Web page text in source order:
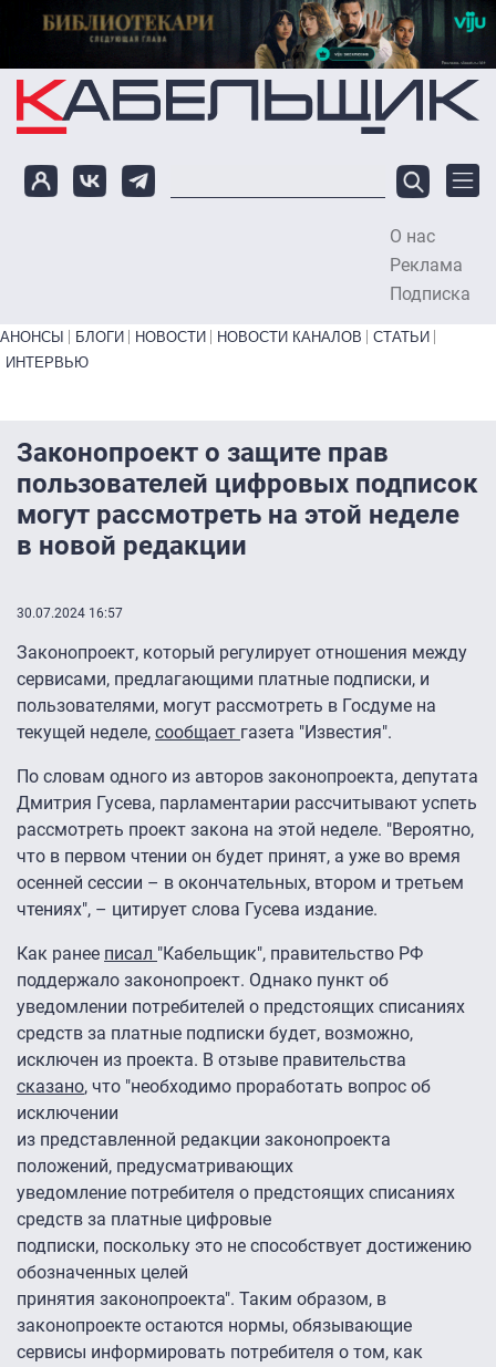
Перейти к основному содержанию
О нас
Реклама
Подписка
Primary links bottom
АНОНСЫ БЛОГИ НОВОСТИ НОВОСТИ КАНАЛОВ
СТАТЬИ
ИНТЕРВЬЮ
Законопроект о защите прав
пользователей цифровых подписок
могут рассмотреть на этой неделе
в новой редакции
30.07.2024 16:57
Законопроект, который регулирует отношения между
сервисами, предлагающими платные подписки, и
пользователями, могут рассмотреть в Госдуме на
текущей неделе, сообщает газета "Известия".
По словам одного из авторов законопроекта, депутата
Дмитрия Гусева, парламентарии рассчитывают успеть
рассмотреть проект закона на этой неделе. "Вероятно,
что в первом чтении он будет принят, а уже во время
осенней сессии – в окончательных, втором и третьем
чтениях", – цитирует слова Гусева издание.
Как ранее писал "Кабельщик", правительство РФ
поддержало законопроект. Однако пункт об
уведомлении потребителей о предстоящих списаниях
средств за платные подписки будет, возможно,
исключен из проекта. В отзыве правительства
сказано, что "необходимо проработать вопрос об
исключении
из представленной редакции законопроекта
положений, предусматривающих
уведомление потребителя о предстоящих списаниях
средств за платные цифровые
подписки, поскольку это не способствует достижению
обозначенных целей
принятия законопроекта". Таким образом, в
законопроекте остаются нормы, обязывающие
сервисы информировать потребителя о том, как